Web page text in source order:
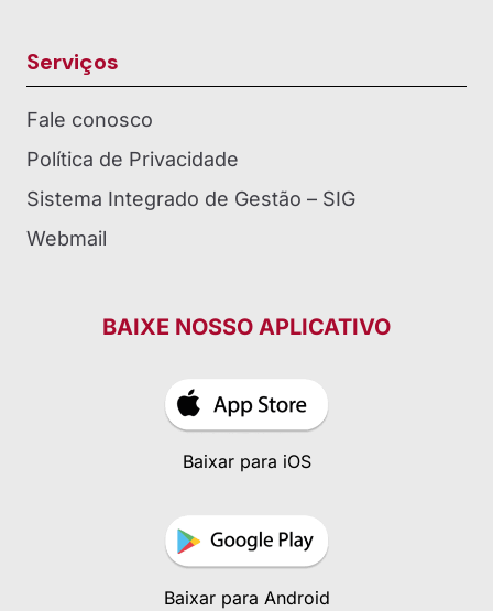
Serviços
Fale conosco
Política de Privacidade
Sistema Integrado de Gestão – SIG
Webmail
BAIXE NOSSO APLICATIVO
Baixar para iOS
Baixar para Android